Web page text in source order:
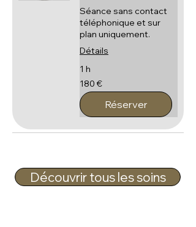
Séance sans contact
téléphonique et sur
plan uniquement.
Détails
1 h
180
euros
180 €
Réserver
Découvrir tous les soins